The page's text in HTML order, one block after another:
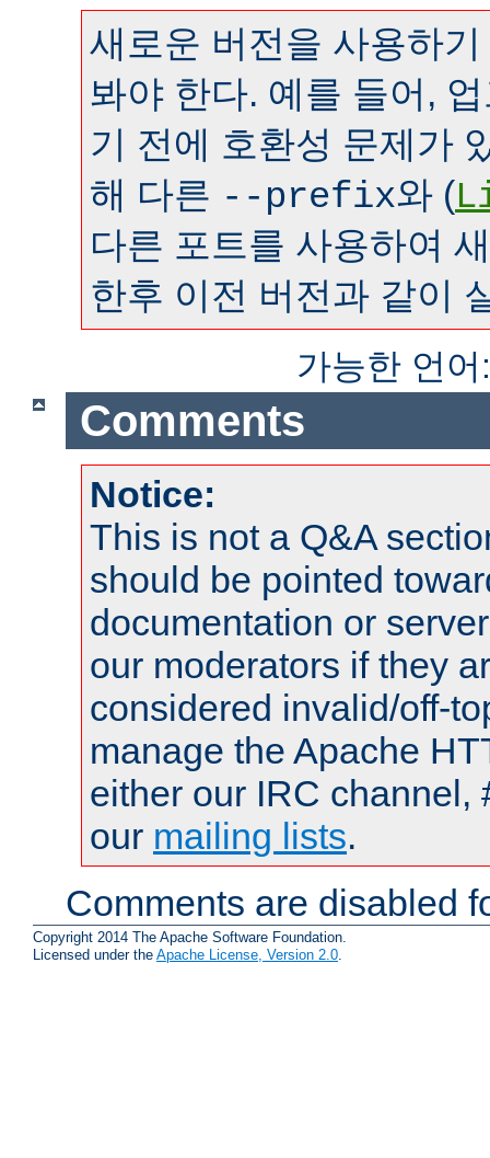
새로운 버전을 사용하
봐야 한다. 예를 들어,
기 전에 호환성 문제가
해 다른 --prefix와 (
다른 포트를 사용하여
한후 이전 버전과 같이
가능한 언
Comments
Notice:
This is not a Q&A
should be pointed
documentation or
our moderators if they
considered invalid/off-
manage the Apache
either our IRC channel,
our mailing lists.
Comments are disabled
Copyright 2014 The Apache Software Foundation.
Licensed under the Apache License, Version 2.0